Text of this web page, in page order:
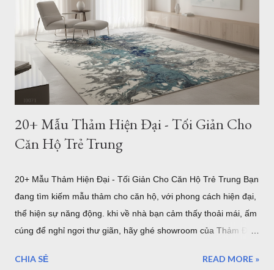
sao kích thước thảm phòng khách lại quan trọng? Trong thiết
kế nội thất, thảm không chỉ có tác dụng trang trí mà còn đóng
vai trò kết nối toàn bộ khu vực tiếp khách. Một chiếc thảm có
kích thước phù hợp sẽ tạo cảm giác cân đối, giúp bộ sofa, bàn
trà và các món đồ nội thất trở thành một tổng ...
20+ Mẫu Thảm Hiện Đại - Tối Giản Cho
Căn Hộ Trẻ Trung
20+ Mẫu Thảm Hiện Đại - Tối Giản Cho Căn Hộ Trẻ Trung Bạn
đang tìm kiếm mẫu thảm cho căn hộ, với phong cách hiện đại,
thể hiện sự năng động. khi về nhà bạn cảm thấy thoải mái, ấm
cúng để nghỉ ngơi thư giãn, hãy ghé showroom của Thảm Đẹp
thảm hiện đại i0071 Trong xu hướng thiết kế nội thất hiện đại,
CHIA SẺ READ MORE »